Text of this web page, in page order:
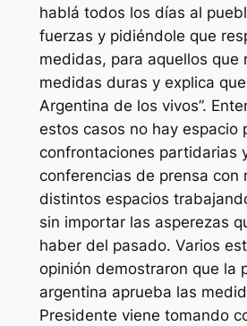
hablá todos los días al
fuerzas y pidiéndole que
medidas, para aquellos que
medidas duras y explica
Argentina de los vivos”.
estos casos no hay espacio
confrontaciones partidarias
conferencias de prensa con
distintos espacios
sin importar las asperezas
haber del pasado. Varios
opinión demostraron que la
argentina aprueba las
Presidente viene tomando